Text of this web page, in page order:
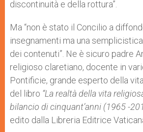
discontinuità e della rottura”.
Ma “non è stato il Concilio a
insegnamenti ma una
dei contenuti”. Ne è sicuro padre
religioso claretiano, docente in
Pontificie, grande esperto della
del libro “La realtà della vita
bilancio di cinquant’anni (1965 -
edito dalla Libreria Editrice